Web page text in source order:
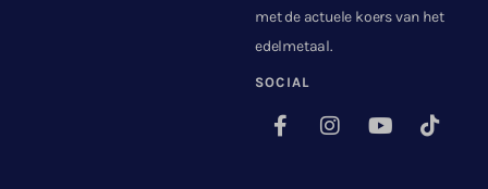
met de actuele koers van het
edelmetaal.
SOCIAL